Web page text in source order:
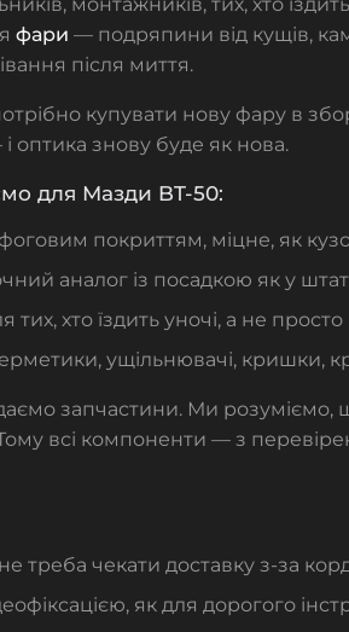
фари — подряпини від кущів,
після миття.
купувати нову фару в
оптика знову буде як нова.
для Мазди BT-50:
покриттям, міцне, як
аналог із посадкою як у
тих, хто їздить уночі, а не
ущільнювачі, кришки,
запчастини. Ми розуміємо,
всі компоненти — з
треба чекати доставку з-за
як для дорогого